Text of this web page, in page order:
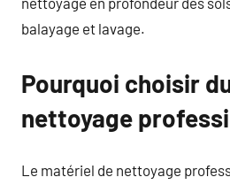
balayage et lavage.
Pourquoi choisir
nettoyage
Le matériel de nettoyage